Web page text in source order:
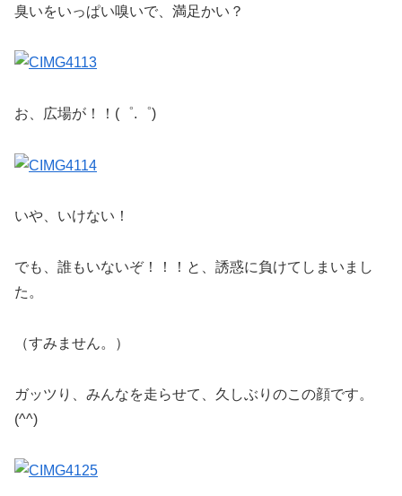
臭いをいっぱい嗅いで、満足かい？
お、広場が！！(゜.゜)
いや、いけない！
でも、誰もいないぞ！！！と、誘惑に負けてしまいまし
た。
（すみません。）
ガッツり、みんなを走らせて、久しぶりのこの顔です。
(^^)